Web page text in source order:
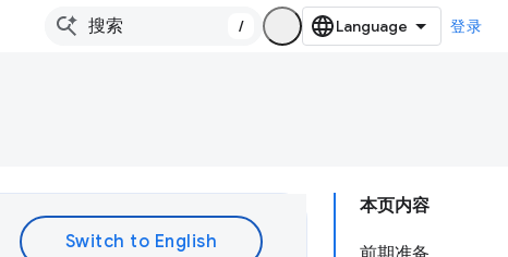
/ 登录
本页内容